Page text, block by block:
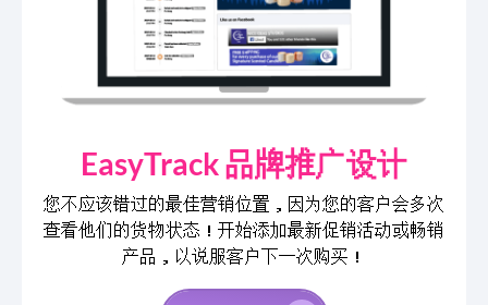
EasyTrack 品牌推广设计
您不应该错过的最佳营销位置，因为您的客户会多次
查看他们的货物状态！开始添加最新促销活动或畅销
产品，以说服客户下一次购买！